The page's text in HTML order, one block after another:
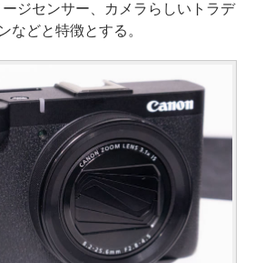
ジセンサー、カメラらしいトラデ
などと特徴とする。